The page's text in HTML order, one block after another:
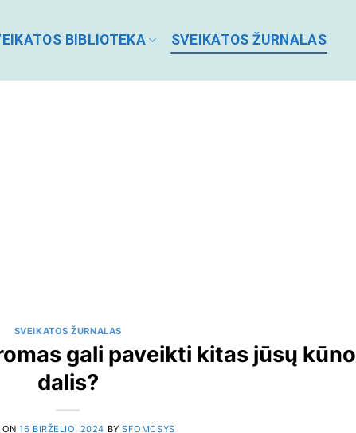
BIBLIOTEKA SVEIKATOS ŽURNALAS
SVEIKATOS ŽURNALAS
gali paveikti kitas jūsų kūno
dalis?
ON16 BIRŽELIO, 2024 BYSFOMCSYS